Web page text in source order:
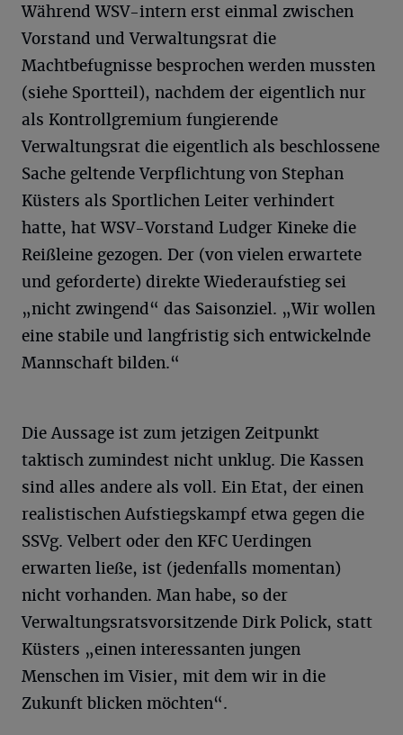
Während WSV-intern erst einmal zwischen
Vorstand und Verwaltungsrat die
Machtbefugnisse besprochen werden mussten
(siehe Sportteil), nachdem der eigentlich nur
als Kontrollgremium fungierende
Verwaltungsrat die eigentlich als beschlossene
Sache geltende Verpflichtung von Stephan
Küsters als Sportlichen Leiter verhindert
hatte, hat WSV-Vorstand Ludger Kineke die
Reißleine gezogen. Der (von vielen erwartete
und geforderte) direkte Wiederaufstieg sei
„nicht zwingend“ das Saisonziel. „Wir wollen
eine stabile und langfristig sich entwickelnde
Mannschaft bilden.“
Die Aussage ist zum jetzigen Zeitpunkt
taktisch zumindest nicht unklug. Die Kassen
sind alles andere als voll. Ein Etat, der einen
realistischen Aufstiegskampf etwa gegen die
SSVg. Velbert oder den KFC Uerdingen
erwarten ließe, ist (jedenfalls momentan)
nicht vorhanden. Man habe, so der
Verwaltungsratsvorsitzende Dirk Polick, statt
Küsters „einen interessanten jungen
Menschen im Visier, mit dem wir in die
Zukunft blicken möchten“.